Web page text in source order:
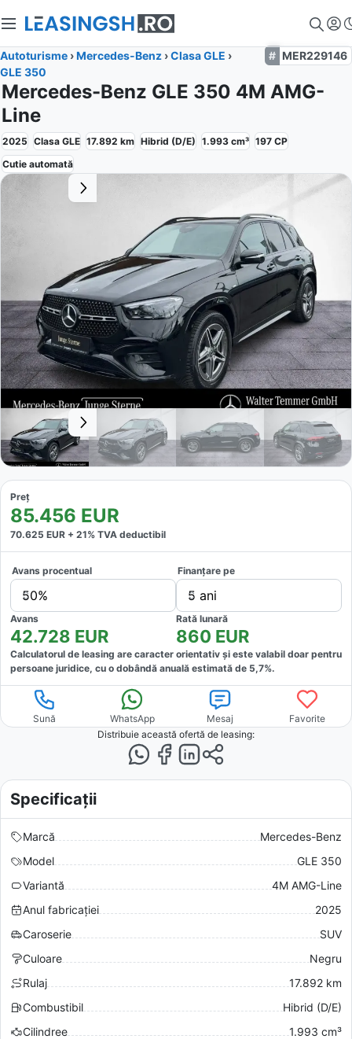
Autoturisme ›Mercedes-Benz ›Clasa GLE ›
GLE 350
MER229146
Mercedes-Benz GLE 350 4M AMG-
Line
2025 Clasa GLE 17.892 km Hibrid (D/E) 1.993 cm³ 197 CP
Cutie automată
Preț
85.456 EUR
70.625 EUR + 21% TVA deductibil
Avans procentual
50%
Finanțare pe
5 ani
Avans
42.728 EUR
Rată lunară
860 EUR
Calculatorul de leasing are caracter orientativ și este valabil doar pentru
persoane juridice, cu o dobândă anuală estimată de 5,7%.
Sună WhatsApp Mesaj
Favorite
Distribuie această ofertă de leasing:
Specificații
Marcă
Mercedes-Benz
Model
GLE 350
Variantă
4M AMG-Line
Anul fabricației
2025
Caroserie
SUV
Culoare
Negru
Rulaj
17.892 km
Combustibil
Hibrid (D/E)
Cilindree
1.993 cm³